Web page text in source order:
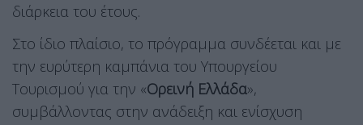
διάρκεια του έτους.
Στο ίδιο πλαίσιο, το πρόγραμμα συνδέεται και με
την ευρύτερη καμπάνια του Υπουργείου
Τουρισμού για την «Ορεινή Ελλάδα»,
συμβάλλοντας στην ανάδειξη και ενίσχυση